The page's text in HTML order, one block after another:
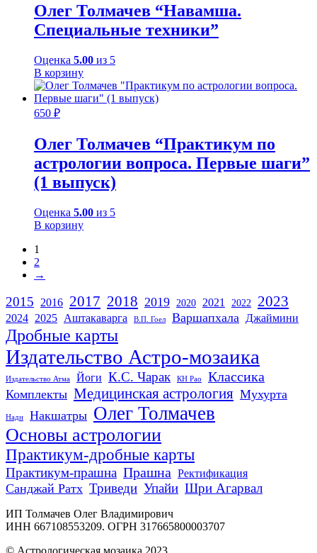
Олег Толмачев “Навамша.
Специальные техники”
Оценка 5.00 из 5
В корзину
650 ₽
Олег Толмачев “Практикум по
астрологии вопроса. Первые шаги”
(1 выпуск)
Оценка 5.00 из 5
В корзину
1
2
→
2015 2016 2017 2018 2019 2020 2021 2022 2023
2024 2025 Аштакаварга В.П. Гоел Варшапхала Джаймини
Дробные карты
Издательство Астро-мозаика
Издательство Атма Йоги К.С. Чарак КН Рао Классика
Комплекты Медицинская астрология Мухурта
Нади Накшатры Олег Толмачев
Основы астрологии
Практикум-дробные карты
Практикум-прашна Прашна Ректификация
Санджай Ратх Триведи Упайи Шри Агарвал
ИП Толмачев Олег Владимирович
ИНН 667108553209. ОГРН 317665800003707
© Астрологическая мозаика 2023